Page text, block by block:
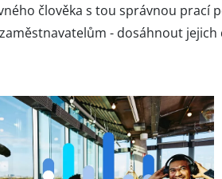
člověka s tou správnou prací
- dosáhnout jejich